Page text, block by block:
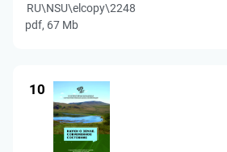
RU\NSU\elcopy\2248
pdf, 67 Mb
10